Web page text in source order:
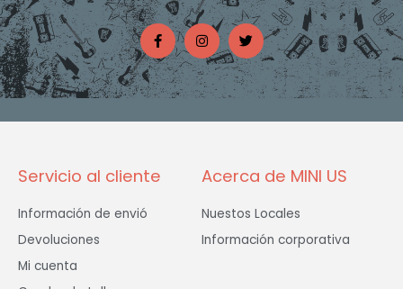
F
a
c
e
b
o
o
I
n
s
t
a
g
r
T
w
i
t
t
e
Servicio al cliente
Información de envió
Devoluciones
Mi cuenta
Acerca de MINI US
Nuestos Locales
Información corporativa